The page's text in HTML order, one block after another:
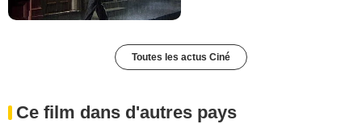
Toutes les actus Ciné
Ce film dans d'autres pays